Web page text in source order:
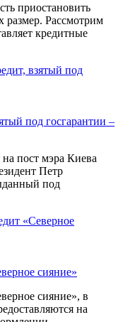
приостановить
размер. Рассмотрим
кредитные
под госгарантии –
пост мэра Киева
Петр
под
сияние»
сияние», в
на